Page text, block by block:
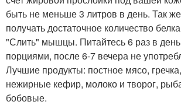
быть не меньше 3 литров в день. Так
получать достаточное количество
"Слить" мышцы. Питайтесь 6 раз в
порциями, после 6-7 вечера не
Лучшие продукты: постное мясо,
нежирные кефир, молоко и творог,
бобовые.